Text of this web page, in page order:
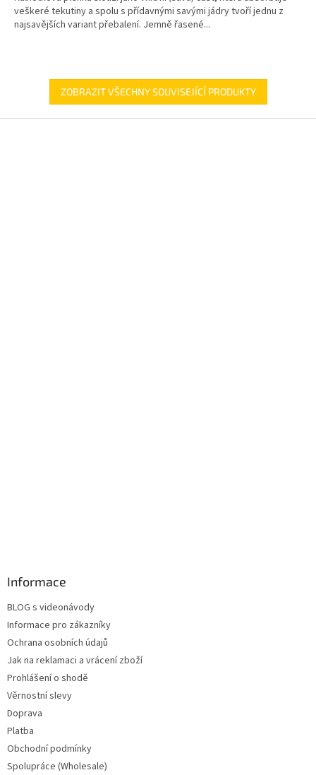
veškeré tekutiny a spolu s přídavnými savými jádry tvoří jednu z
najsavějších variant přebalení. Jemně řasené...
ZOBRAZIT VŠECHNY SOUVISEJÍCÍ PRODUKTY
Informace
BLOG s videonávody
Informace pro zákazníky
Ochrana osobních údajů
Jak na reklamaci a vrácení zboží
Prohlášení o shodě
Věrnostní slevy
Doprava
Platba
Obchodní podmínky
Spolupráce (Wholesale)